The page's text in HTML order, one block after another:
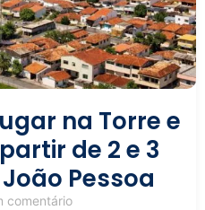
na Torre e
de 2 e 3
Pessoa
comentário